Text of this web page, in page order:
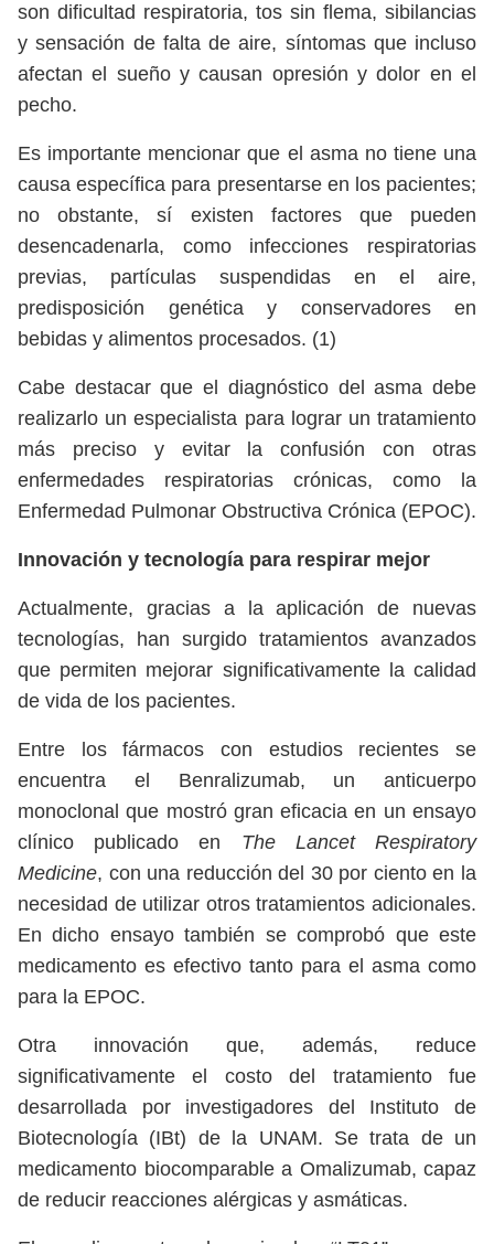
son dificultad respiratoria, tos sin flema, sibilancias
y sensación de falta de aire, síntomas que incluso
afectan el sueño y causan opresión y dolor en el
pecho.
Es importante mencionar que el asma no tiene una
causa específica para presentarse en los pacientes;
no obstante, sí existen factores que pueden
desencadenarla, como infecciones respiratorias
previas, partículas suspendidas en el aire,
predisposición genética y conservadores en
bebidas y alimentos procesados. (1)
Cabe destacar que el diagnóstico del asma debe
realizarlo un especialista para lograr un tratamiento
más preciso y evitar la confusión con otras
enfermedades respiratorias crónicas, como la
Enfermedad Pulmonar Obstructiva Crónica (EPOC).
Innovación y tecnología para respirar mejor
Actualmente, gracias a la aplicación de nuevas
tecnologías, han surgido tratamientos avanzados
que permiten mejorar significativamente la calidad
de vida de los pacientes.
Entre los fármacos con estudios recientes se
encuentra el Benralizumab, un anticuerpo
monoclonal que mostró gran eficacia en un ensayo
clínico publicado en The Lancet Respiratory
Medicine, con una reducción del 30 por ciento en la
necesidad de utilizar otros tratamientos adicionales.
En dicho ensayo también se comprobó que este
medicamento es efectivo tanto para el asma como
para la EPOC.
Otra innovación que, además, reduce
significativamente el costo del tratamiento fue
desarrollada por investigadores del Instituto de
Biotecnología (IBt) de la UNAM. Se trata de un
medicamento biocomparable a Omalizumab, capaz
de reducir reacciones alérgicas y asmáticas.